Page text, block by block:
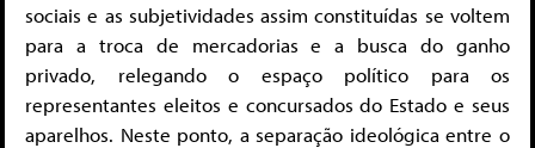
sociais e as subjetividades assim constituídas se voltem
para a troca de mercadorias e a busca do ganho
privado, relegando o espaço político para os
representantes eleitos e concursados do Estado e seus
aparelhos. Neste ponto, a separação ideológica entre o